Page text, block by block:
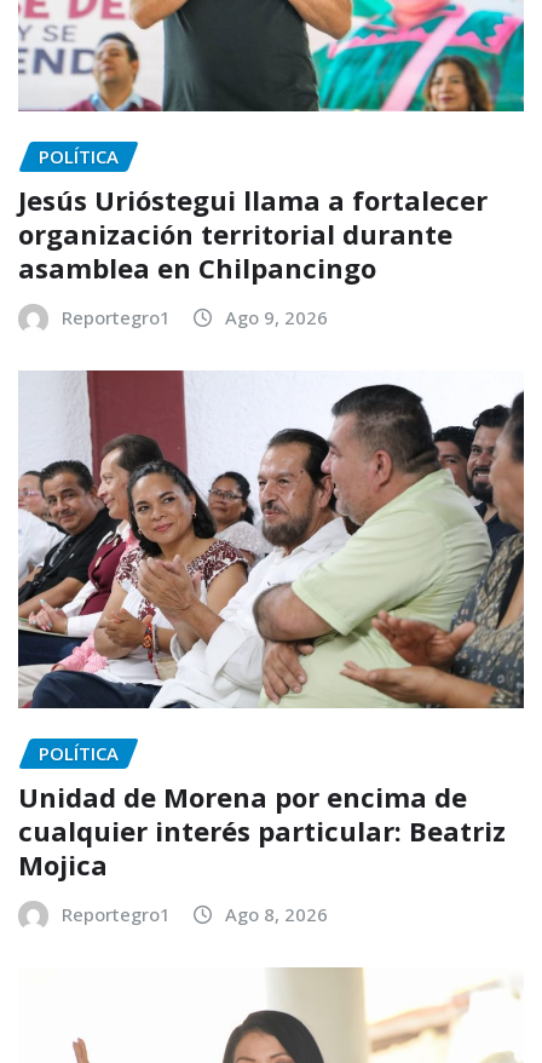
POLÍTICA
Jesús Urióstegui llama a fortalecer
organización territorial durante
asamblea en Chilpancingo
Reportegro1 Ago 9, 2026
POLÍTICA
Unidad de Morena por encima de
cualquier interés particular: Beatriz
Mojica
Reportegro1 Ago 8, 2026